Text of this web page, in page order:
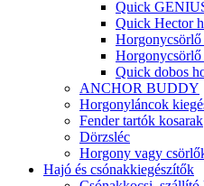
Quick
Quick Hector
Quick dobos
ANCHOR BUDDY
Horgonyláncok
Fender tartók kosarak
Dörzsléc
Horgony vagy
Hajó és csónakkiegészítők